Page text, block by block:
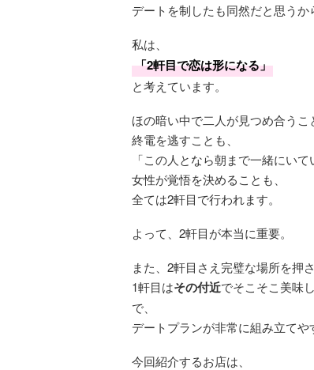
デートを制したも同然だと思うか
私は、
「2軒目で恋は形になる」
と考えています。
ほの暗い中で二人が見つめ合うこ
終電を逃すことも、
「この人となら朝まで一緒にいて
女性が覚悟を決めることも、
全ては2軒目で行われます。
よって、2軒目が本当に重要。
また、2軒目さえ完璧な場所を押
1軒目はその付近でそこそこ美味
で、
デートプランが非常に組み立てや
今回紹介するお店は、